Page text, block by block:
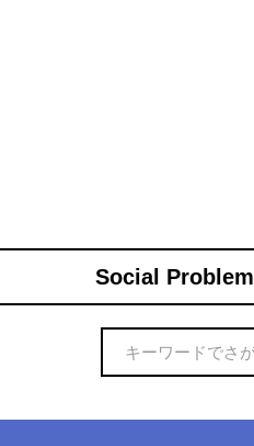
Social Problem